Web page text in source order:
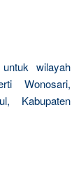
wilayah
Wonosari,
Kabupaten